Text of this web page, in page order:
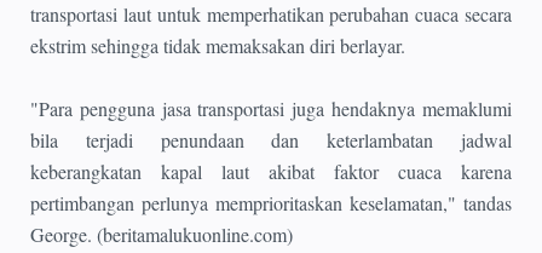
transportasi laut untuk memperhatikan perubahan cuaca secara
ekstrim sehingga tidak memaksakan diri berlayar.
"Para pengguna jasa transportasi juga hendaknya memaklumi
bila terjadi penundaan dan keterlambatan jadwal
keberangkatan kapal laut akibat faktor cuaca karena
pertimbangan perlunya memprioritaskan keselamatan," tandas
George. (beritamalukuonline.com)